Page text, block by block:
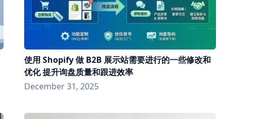
使用 Shopify 做 B2B 展示站需要进行的一些修改和
优化 提升询盘质量和跟进效率
December 31, 2025